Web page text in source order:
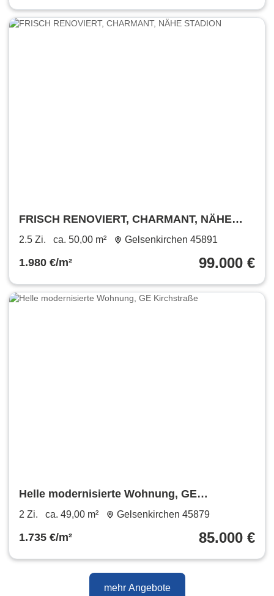
FRISCH RENOVIERT, CHARMANT, NÄHE
STADION
2.5 Zi. ca. 50,00 m² Gelsenkirchen 45891
1.980 €/m² 99.000 €
Helle modernisierte Wohnung, GE
Kirchstraße
2 Zi. ca. 49,00 m² Gelsenkirchen 45879
1.735 €/m² 85.000 €
mehr Angebote